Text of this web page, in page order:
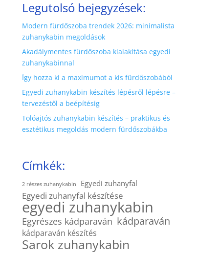
Legutolsó bejegyzések:
Modern fürdőszoba trendek 2026: minimalista
zuhanykabin megoldások
Akadálymentes fürdőszoba kialakítása egyedi
zuhanykabinnal
Így hozza ki a maximumot a kis fürdőszobából
Egyedi zuhanykabin készítés lépésről lépésre –
tervezéstől a beépítésig
Tolóajtós zuhanykabin készítés – praktikus és
esztétikus megoldás modern fürdőszobákba
Címkék:
2 részes zuhanykabin Egyedi zuhanyfal
Egyedi zuhanyfal készítése
egyedi zuhanykabin
Egyrészes kádparaván kádparaván
kádparaván készítés
Sarok zuhanykabin